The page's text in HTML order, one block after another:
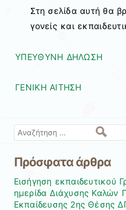
Στη σελίδα αυτή θα
γονείς και
ΥΠΕΥΘΥΝΗ ΔΗΛΩΣΗ
ΓΕΝΙΚΗ ΑΙΤΗΣΗ
Αναζήτηση
Πρόσφατα άρθρα
Εισήγηση εκπαιδευτικού
ημερίδα Διάχυσης Καλών
Εκπαίδευσης 2ης Θέσης